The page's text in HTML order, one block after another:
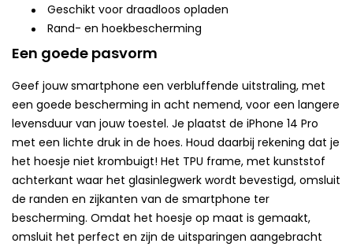
Geschikt voor draadloos opladen
Rand- en hoekbescherming
Een goede pasvorm
Geef jouw smartphone een verbluffende uitstraling, met
een goede bescherming in acht nemend, voor een langere
levensduur van jouw toestel. Je plaatst de iPhone 14 Pro
met een lichte druk in de hoes. Houd daarbij rekening dat je
het hoesje niet krombuigt! Het TPU frame, met kunststof
achterkant waar het glasinlegwerk wordt bevestigd, omsluit
de randen en zijkanten van de smartphone ter
bescherming. Omdat het hoesje op maat is gemaakt,
omsluit het perfect en zijn de uitsparingen aangebracht